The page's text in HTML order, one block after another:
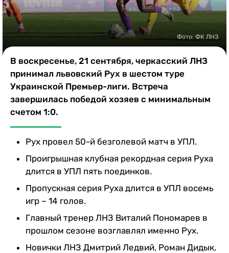
Казино
Фото: ФК ЛНЗ
В воскресенье, 21 сентября, черкасский ЛНЗ
принимал львовский Рух в шестом туре
Украинской Премьер-лиги. Встреча
завершилась победой хозяев с минимальным
счетом 1:0.
Рух провел 50-й безголевой матч в УПЛ.
Проигрышная клубная рекордная серия Руха
длится в УПЛ пять поединков.
Пропускная серия Руха длится в УПЛ восемь
игр – 14 голов.
Главный тренер ЛНЗ Виталий Пономарев в
прошлом сезоне возглавлял именно Рух.
Новички ЛНЗ Дмитрий Ледвий, Роман Дидык,